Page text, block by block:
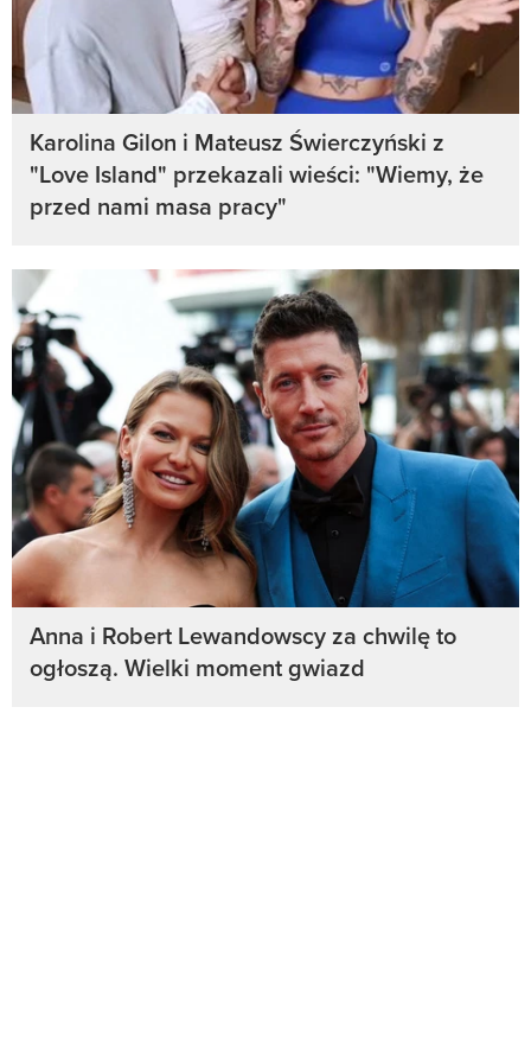
Karolina Gilon i Mateusz Świerczyński z
"Love Island" przekazali wieści: "Wiemy, że
przed nami masa pracy"
Anna i Robert Lewandowscy za chwilę to
ogłoszą. Wielki moment gwiazd